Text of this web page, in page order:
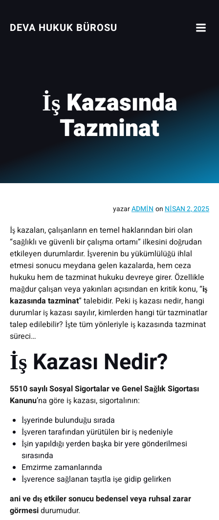
DEVA HUKUK BÜROSU
İş Kazasında
Tazminat
yazarADMIN on NISAN 2, 2025
İş kazaları, çalışanların en temel haklarından biri olan
“sağlıklı ve güvenli bir çalışma ortamı” ilkesini doğrudan
etkileyen durumlardır. İşverenin bu yükümlülüğü ihlal
etmesi sonucu meydana gelen kazalarda, hem ceza
hukuku hem de tazminat hukuku devreye girer. Özellikle
mağdur çalışan veya yakınları açısından en kritik konu, “iş
kazasında tazminat” talebidir. Peki iş kazası nedir, hangi
durumlar iş kazası sayılır, kimlerden hangi tür tazminatlar
talep edilebilir? İşte tüm yönleriyle iş kazasında tazminat
süreci…
İş Kazası Nedir?
5510 sayılı Sosyal Sigortalar ve Genel Sağlık Sigortası
Kanunu’na göre iş kazası, sigortalının:
İşyerinde bulunduğu sırada
İşveren tarafından yürütülen bir iş nedeniyle
İşin yapıldığı yerden başka bir yere gönderilmesi
sırasında
Emzirme zamanlarında
İşverence sağlanan taşıtla işe gidip gelirken
ani ve dış etkiler sonucu bedensel veya ruhsal zarar
görmesidurumudur.